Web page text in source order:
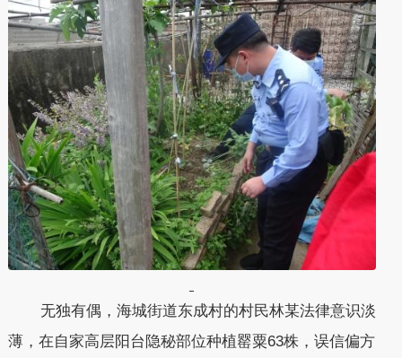
无独有偶，海城街道东成村的村民林某法律意识淡
薄，在自家高层阳台隐秘部位种植罂粟63株，误信偏方